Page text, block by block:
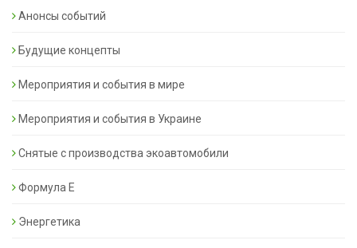
Анонсы событий
Будущие концепты
Мероприятия и события в мире
Мероприятия и события в Украине
Снятые с производства экоавтомобили
Формула Е
Энергетика